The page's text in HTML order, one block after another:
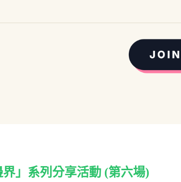
」系列分享活動 (第六場)